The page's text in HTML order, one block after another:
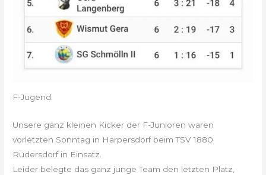
F-Jugend:
Unsere ganz kleinen Kicker der F-Junioren waren
vorletzten Sonntag in Harpersdorf beim TSV 1880
Rüdersdorf in Einsatz.
Leider belegte das ganz junge Team den letzten Platz,